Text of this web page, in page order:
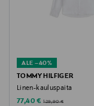
Valmistajan
3250082
ALE –40%
TOMMY HILFIGER
Linen-kauluspaita
Discounted Price
77,40 € Original Price
129,90 €